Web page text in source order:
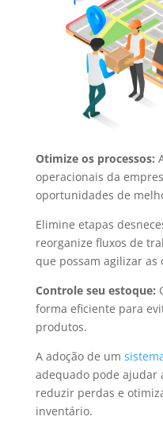
Otimize os processos:
operacionais da
oportunidades de
Elimine etapas
reorganize fluxos de
que possam agilizar as
Controle seu estoque:
forma eficiente para
produtos.
A adoção de um
adequado pode ajudar
reduzir perdas e
inventário.